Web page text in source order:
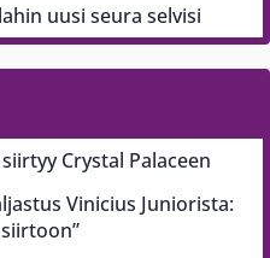
uusi seura selvisi
Crystal Palaceen
Vinicius Juniorista: